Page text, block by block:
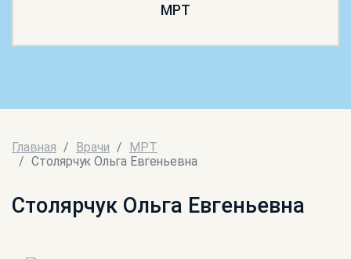
МРТ
Главная Врачи
МРТ
Столярчук Ольга Евгеньевна
Столярчук Ольга Евгеньевна